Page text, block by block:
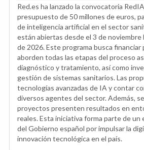
Red.es ha lanzado la convocatoria
presupuesto de 50 millones de euros,
de inteligencia artificial en el sector
están abiertas desde el 3 de noviembre
de 2026. Este programa busca
aborden todas las etapas del proceso
diagnóstico y tratamiento, así como
gestión de sistemas sanitarios. Las
tecnologías avanzadas de IA y contar
diversos agentes del sector. Además,
proyectos presenten resultados en
reales. Esta iniciativa forma parte de un
del Gobierno español por impulsar la
innovación tecnológica en el país.